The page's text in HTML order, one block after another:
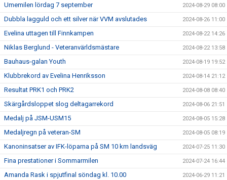
Umemilen lördag 7 september 2024-08-29 08:00
Dubbla lagguld och ett silver när VVM avslutades 2024-08-26 11:00
Evelina uttagen till Finnkampen 2024-08-22 14:26
Niklas Berglund - Veteranvärldsmästare 2024-08-22 13:58
Bauhaus-galan Youth 2024-08-19 19:52
Klubbrekord av Evelina Henriksson 2024-08-14 21:12
Resultat PRK1 och PRK2 2024-08-08 08:40
Skärgårdsloppet slog deltagarrekord 2024-08-06 21:51
Medalj på JSM-USM15 2024-08-05 15:28
Medaljregn på veteran-SM 2024-08-05 08:19
Kanoninsatser av IFK-löparna på SM 10 km landsväg 2024-07-25 11:30
Fina prestationer i Sommarmilen 2024-07-24 16:44
Amanda Rask i spjutfinal söndag kl. 10.00 2024-06-29 11:21